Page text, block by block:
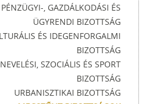
PÉNZÜGYI-, GAZDÁLKODÁSI ÉS
ÜGYRENDI BIZOTTSÁG
ÉS IDEGENFORGALMI
BIZOTTSÁG
SZOCIÁLIS ÉS SPORT
BIZOTTSÁG
URBANISZTIKAI BIZOTTSÁG